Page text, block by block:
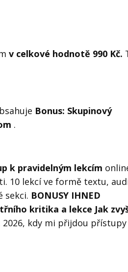
v celkové hodnotě 990 Kč.
Bonus: Skupinový
.
k pravidelným lekcím
10 lekcí ve formě textu,
sekci. BONUSY IHNED
kritika a lekce Jak
2026, kdy mi přijdou přístupy